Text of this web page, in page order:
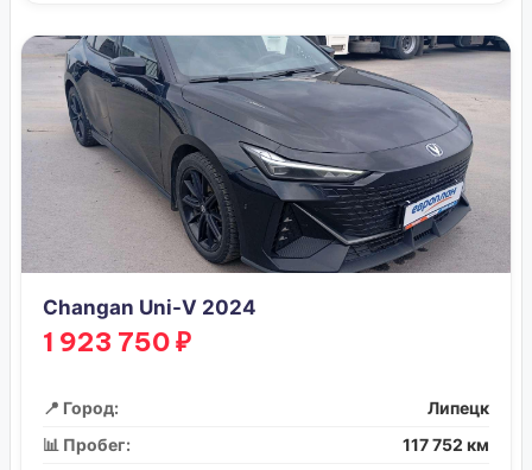
Changan Uni-V 2024
1 923 750 ₽
📍 Город:
Липецк
📊 Пробег:
117 752 км